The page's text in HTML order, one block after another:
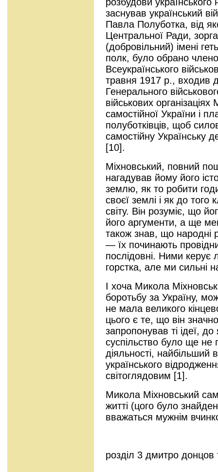
заснував український
Павла Полуботка, від
Центральної Ради,
(добровільний) імені
полк, було обрано
Всеукраїнського
травня 1917 р., входив
Генерального
військових
самостійної України і
полуботківців, щоб
самостійну Українську
[10].
Міхновський, повний
нагадував йому його
землю, як то робити
своєї землі і як до того
світу. Він розуміє, що
його аргументи, а ще
також знав, що народні
— їх починають
послідовні. Ними керує
горстка, але ми
І хоча Микола
боротьбу за Україну,
не мала великого
цього є те, що він
запропонував ті ідеї,
суспільство було ще не
діяльності, найбільший
українського
світоглядовим [1].
Микола Міхновський
житті (цого було
вважаться мужнім
розділ 3 дмитро донцов